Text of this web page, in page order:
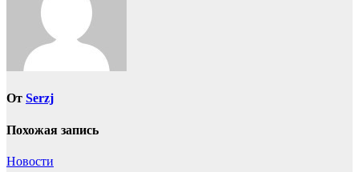
От Serzj
Похожая запись
Новости